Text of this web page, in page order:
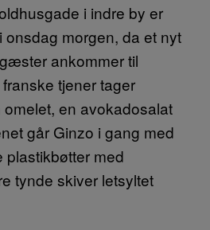
i indre by er
onsdag morgen, da et nyt
ankommer til
tjener tager
en avokadosalat
går Ginzo i gang med
med
tynde skiver letsyltet